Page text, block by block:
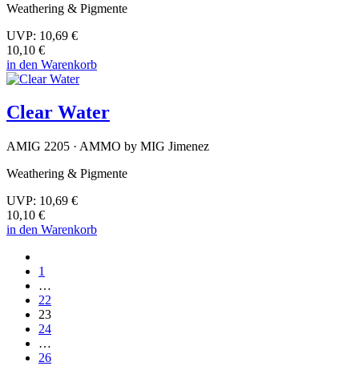
Weathering & Pigmente
UVP: 10,69 €
10,10 €
in den Warenkorb
Clear Water
AMIG 2205 · AMMO by MIG Jimenez
Weathering & Pigmente
UVP: 10,69 €
10,10 €
in den Warenkorb
1
…
22
23
24
…
26